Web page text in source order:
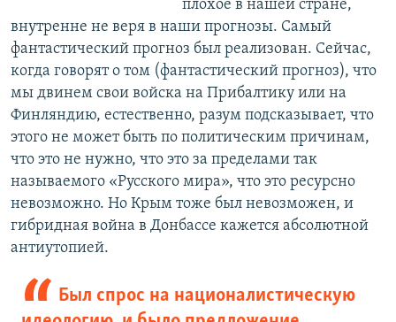
плохое в нашей стране,
внутренне не веря в наши прогнозы. Самый
фантастический прогноз был реализован. Сейчас,
когда говорят о том (фантастический прогноз), что
мы двинем свои войска на Прибалтику или на
Финляндию, естественно, разум подсказывает, что
этого не может быть по политическим причинам,
что это не нужно, что это за пределами так
называемого «Русского мира», что это ресурсно
невозможно. Но Крым тоже был невозможен, и
гибридная война в Донбассе кажется абсолютной
антиутопией.
Был спрос на националистическую